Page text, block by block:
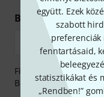
együtt. Ezek
szabott
preferenciák
fenntartásaid,
statisztikákat és
„Rendben!”
Biztonságos
Fizessen
Betéti- vagy